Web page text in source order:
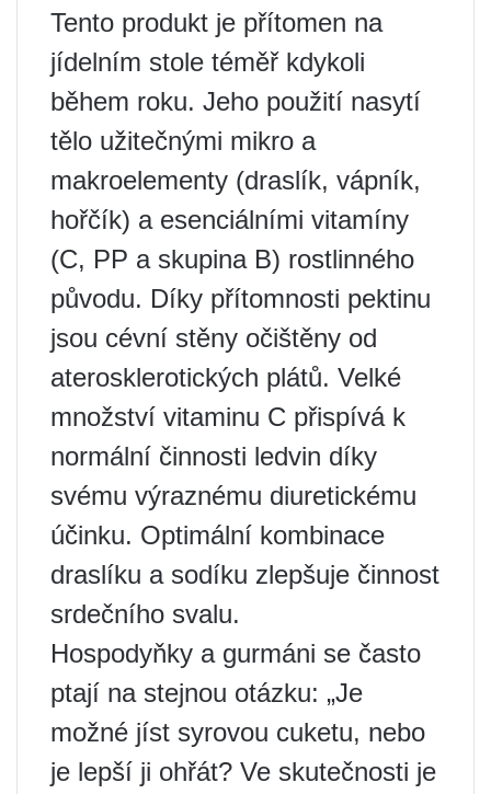
Tento produkt je přítomen na
jídelním stole téměř kdykoli
během roku. Jeho použití nasytí
tělo užitečnými mikro a
makroelementy (draslík, vápník,
hořčík) a esenciálními vitamíny
(C, PP a skupina B) rostlinného
původu. Díky přítomnosti pektinu
jsou cévní stěny očištěny od
aterosklerotických plátů. Velké
množství vitaminu C přispívá k
normální činnosti ledvin díky
svému výraznému diuretickému
účinku. Optimální kombinace
draslíku a sodíku zlepšuje činnost
srdečního svalu.
Hospodyňky a gurmáni se často
ptají na stejnou otázku: „Je
možné jíst syrovou cuketu, nebo
je lepší ji ohřát? Ve skutečnosti je